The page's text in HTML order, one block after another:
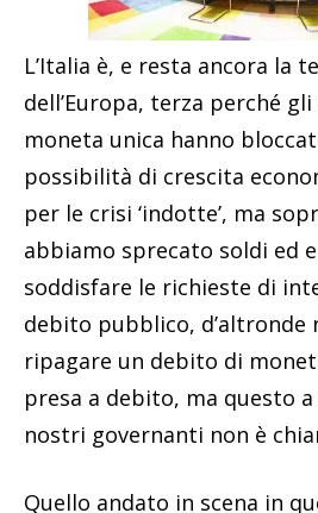
L’Italia è, e resta ancora la
dell’Europa, terza perché
moneta unica hanno
possibilità di crescita
per le crisi ‘indotte’, ma
abbiamo sprecato soldi ed
soddisfare le richieste di
debito pubblico, d’altronde
ripagare un debito di
presa a debito, ma questo
nostri governanti non è
Quello andato in scena in